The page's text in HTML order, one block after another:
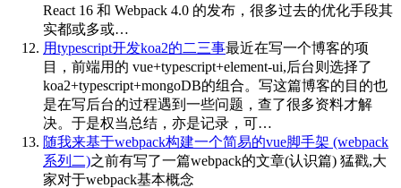
React 16 和 Webpack 4.0 的发布，很多过去的优化手段其
实都或多或…
用typescript开发koa2的二三事最近在写一个博客的项
目，前端用的 vue+typescript+element-ui,后台则选择了
koa2+typescript+mongoDB的组合。写这篇博客的目的也
是在写后台的过程遇到一些问题，查了很多资料才解
决。于是权当总结，亦是记录，可…
随我来基于webpack构建一个简易的vue脚手架 (webpack
系列二)之前有写了一篇webpack的文章(认识篇) 猛戳,大
家对于webpack基本概念